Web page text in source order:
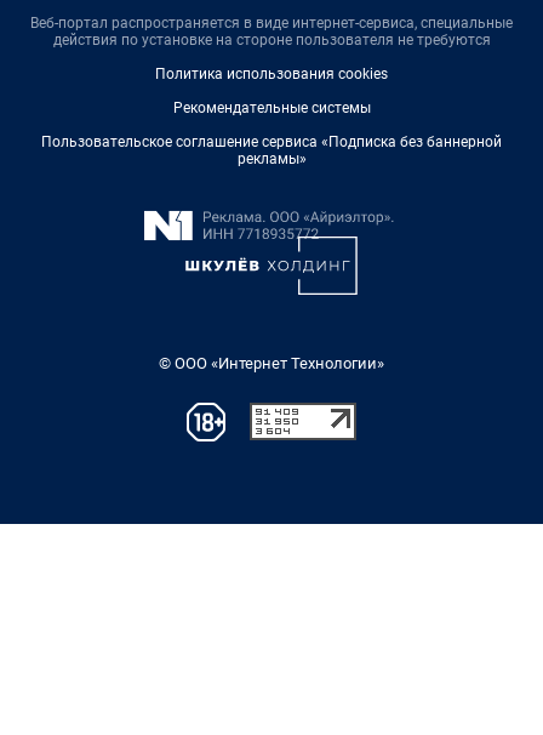
Веб-портал распространяется в виде интернет-сервиса, специальные
действия по установке на стороне пользователя не требуются
Политика использования cookies
Рекомендательные системы
Пользовательское соглашение сервиса «Подписка без баннерной
рекламы»
© ООО «Интернет Технологии»